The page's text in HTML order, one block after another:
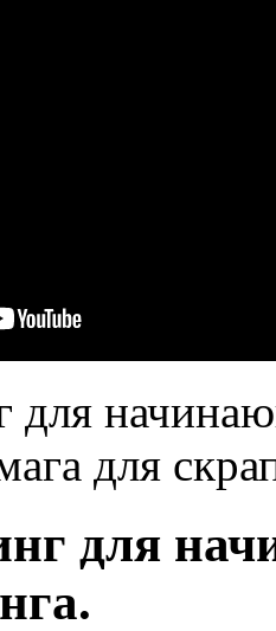
для
для
для